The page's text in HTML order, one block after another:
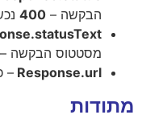
הבקשה – 400
מסטטוס הבקשה
Response.url
–
מתודות